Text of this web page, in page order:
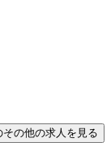
の他の求人を見る